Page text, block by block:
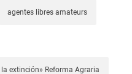
agentes libres amateurs
extinción» Reforma Agraria